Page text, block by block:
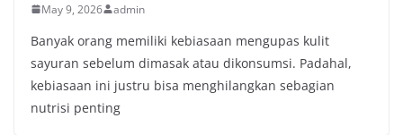
May 9, 2026 admin
Banyak orang memiliki kebiasaan mengupas kulit
sayuran sebelum dimasak atau dikonsumsi. Padahal,
kebiasaan ini justru bisa menghilangkan sebagian
nutrisi penting